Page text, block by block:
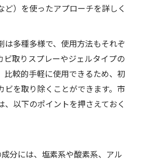
ど）を使ったアプローチを詳しく
は多種多様で、使用方法もそれぞ
ビ取りスプレーやジェルタイプの
比較的手軽に使用できるため、初
ビを取り除くことができます。市
、以下のポイントを押さえておく
分には、塩素系や酸素系、アル